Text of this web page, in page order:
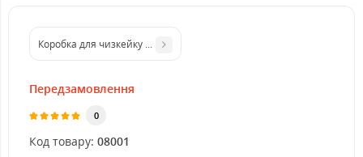
Коробка для чизкейку 130*130*60 біла з вікном
Передзамовлення
0
Код товару: 08001